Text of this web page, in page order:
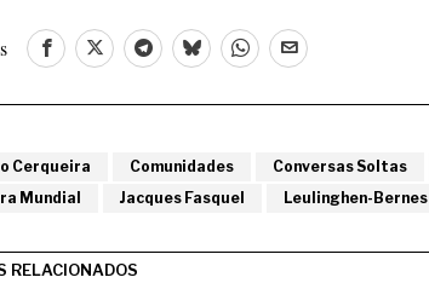
Cerqueira Comunidades Conversas Soltas
Mundial
Jacques Fasquel Leulinghen-Bernes
RELACIONADOS